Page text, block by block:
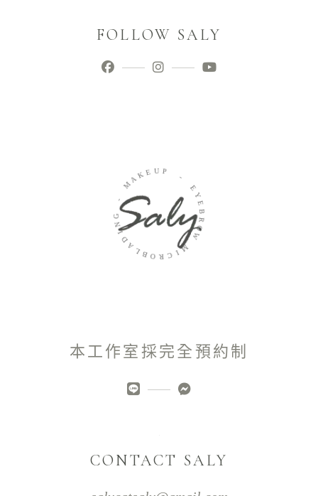
FOLLOW SALY
MA K E U
E
Y
E
B
R
O
W
M
I
C
R
O
B
L
A
D
I
N
G
本工作室採完全預約制
CONTACT SALY